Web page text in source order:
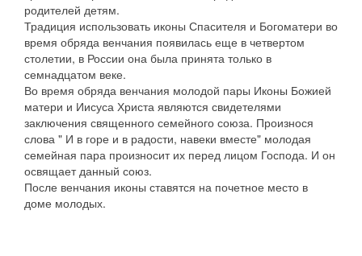
родителей детям.
Традиция использовать иконы Спасителя и Богоматери во
время обряда венчания появилась еще в четвертом
столетии, в России она была принята только в
семнадцатом веке.
Во время обряда венчания молодой пары Иконы Божией
матери и Иисуса Христа являются свидетелями
заключения священного семейного союза. Произнося
слова " И в горе и в радости, навеки вместе" молодая
семейная пара произносит их перед лицом Господа. И он
освящает данный союз.
После венчания иконы ставятся на почетное место в
доме молодых.